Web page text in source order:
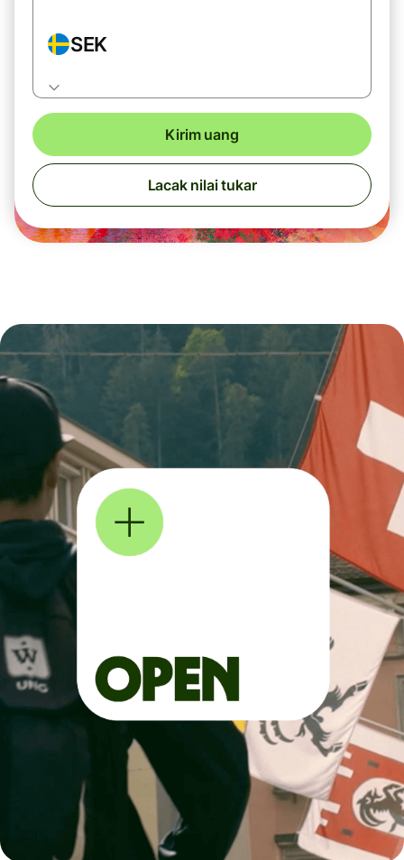
SEK
Kirim uang
Lacak nilai tukar